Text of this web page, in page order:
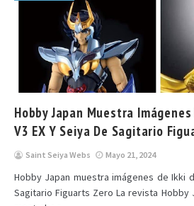
Hobby Japan Muestra
V3 EX Y Seiya De Sagitario
Saint Seiya Webs Mayo 21, 2024
Hobby Japan muestra imágenes de Ikki
Sagitario Figuarts Zero La revista Hobby